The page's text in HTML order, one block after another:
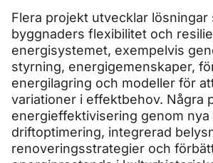
Flera projekt utvecklar lösningar
byggnaders flexibilitet och
energisystemet, exempelvis
styrning, energigemenskaper,
energilagring och modeller för
variationer i effektbehov. Några
energieffektivisering genom
driftoptimering, integrerad
renoveringsstrategier och